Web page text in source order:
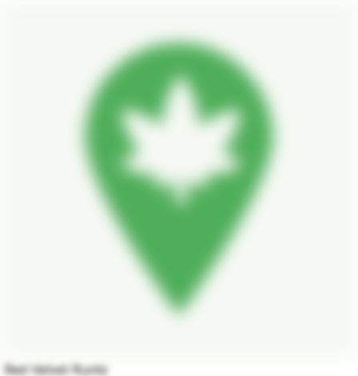
Red Velvet Runtz